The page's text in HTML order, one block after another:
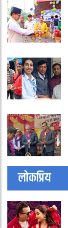
लोकप्रिय